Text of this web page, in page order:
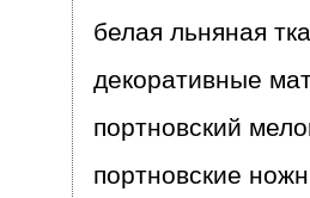
белая льняная
декоративные
портновский
портновские